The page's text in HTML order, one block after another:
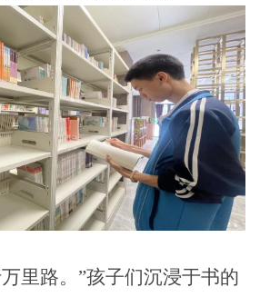
里路。”孩子们沉浸于书的